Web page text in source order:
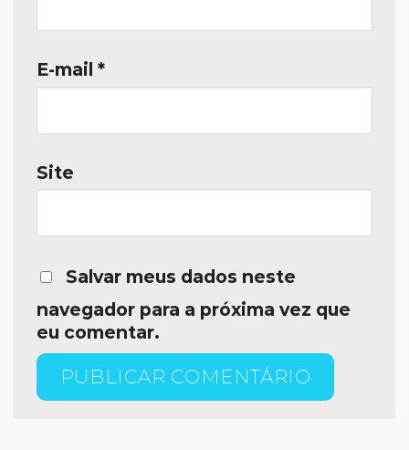
E-mail *
Site
Salvar meus dados neste
navegador para a próxima vez que
eu comentar.